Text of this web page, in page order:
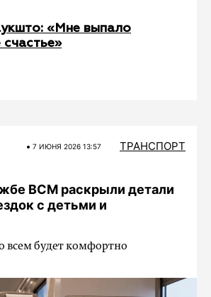
«Мне выпало
7 ИЮНЯ 2026 13:57 ТРАНСПОРТ
ВСМ раскрыли детали
с детьми и
всем будет комфортно